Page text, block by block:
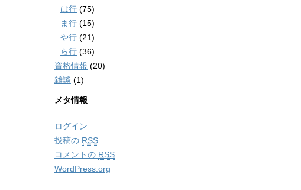
は行 (75)
ま行 (15)
や行 (21)
ら行 (36)
資格情報 (20)
雑談 (1)
メタ情報
ログイン
投稿の RSS
コメントの RSS
WordPress.org